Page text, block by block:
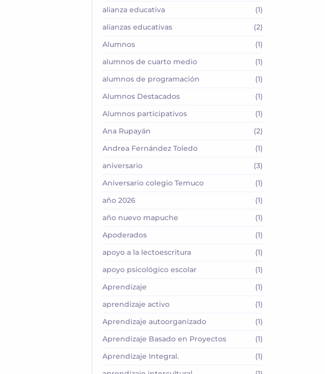
alianza educativa
(1)
alianzas educativas
(2)
Alumnos
(1)
alumnos de cuarto medio
(1)
alumnos de programación
(1)
Alumnos Destacados
(1)
Alumnos participativos
(1)
Ana Rupayán
(2)
Andrea Fernández Toledo
(1)
aniversario
(3)
Aniversario colegio Temuco
(1)
año 2026
(1)
año nuevo mapuche
(1)
Apoderados
(1)
apoyo a la lectoescritura
(1)
apoyo psicológico escolar
(1)
Aprendizaje
(1)
aprendizaje activo
(1)
Aprendizaje autoorganizado
(1)
Aprendizaje Basado en Proyectos
(1)
Aprendizaje Integral.
(1)